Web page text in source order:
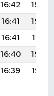
16:42
19:43
16:41
19:42
16:41
19:41
16:40
19:39
16:39 19:38